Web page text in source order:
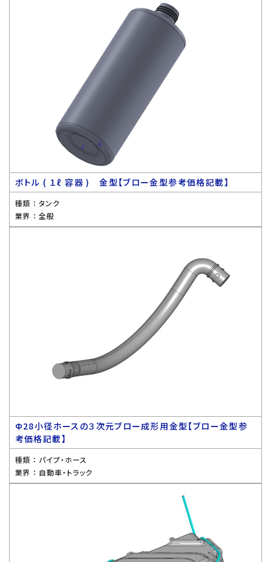
ボトル ( １ℓ 容器 ) 金型【ブロー金型参考価格記載】
種類 ： タンク
業界 ： 全般
Ф28小径ホースの３次元ブロー成形用金型【ブロー金型参
考価格記載】
種類 ： パイプ・ホース
業界 ： 自動車・トラック